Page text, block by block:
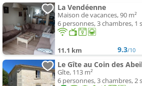
La Vendéenne
Maison de vacances, 90 m²
6 personnes, 3 chambres, 1
11.1 km 9.3/10
Le Gîte au Coin des
Gîte, 113 m²
6 personnes, 3 chambres, 2